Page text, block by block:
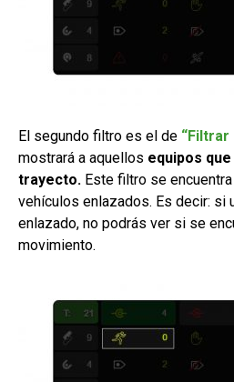
El segundo filtro es el de “Filtrar
mostrará a aquellos equipos
trayecto. Este filtro se encuentra
vehículos enlazados. Es decir: si
enlazado, no podrás ver si se
movimiento.